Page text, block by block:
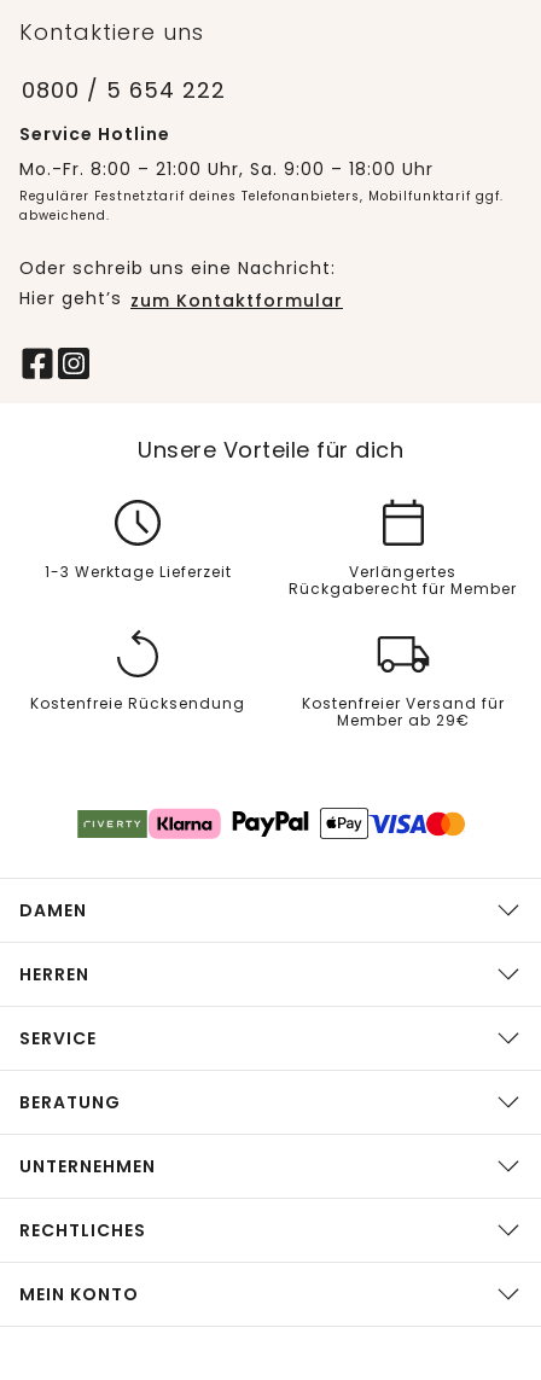
Kontaktiere uns
0800 / 5 654 222
Service Hotline
Mo.-Fr. 8:00 – 21:00 Uhr, Sa. 9:00 – 18:00 Uhr
Regulärer Festnetztarif deines Telefonanbieters, Mobilfunktarif ggf.
abweichend.
Oder schreib uns eine Nachricht:
Hier geht’s zum Kontaktformular
Unsere Vorteile für dich
1-3 Werktage Lieferzeit
Verlängertes
Rückgaberecht für Member
Kostenfreie Rücksendung
Kostenfreier Versand für
Member ab 29€
DAMEN
HERREN
SERVICE
BERATUNG
UNTERNEHMEN
RECHTLICHES
MEIN KONTO